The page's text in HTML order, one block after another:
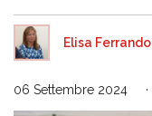
Elisa Ferrando
06 Settembre 2024